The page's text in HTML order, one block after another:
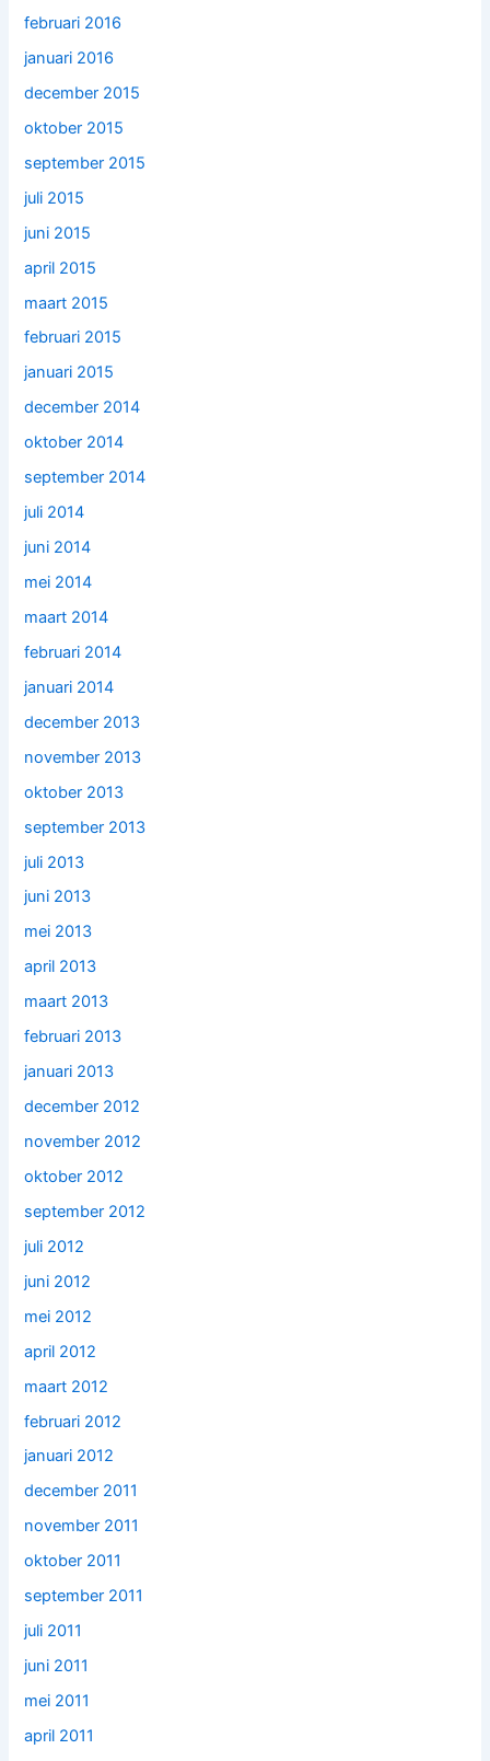
februari 2016
januari 2016
december 2015
oktober 2015
september 2015
juli 2015
juni 2015
april 2015
maart 2015
februari 2015
januari 2015
december 2014
oktober 2014
september 2014
juli 2014
juni 2014
mei 2014
maart 2014
februari 2014
januari 2014
december 2013
november 2013
oktober 2013
september 2013
juli 2013
juni 2013
mei 2013
april 2013
maart 2013
februari 2013
januari 2013
december 2012
november 2012
oktober 2012
september 2012
juli 2012
juni 2012
mei 2012
april 2012
maart 2012
februari 2012
januari 2012
december 2011
november 2011
oktober 2011
september 2011
juli 2011
juni 2011
mei 2011
april 2011